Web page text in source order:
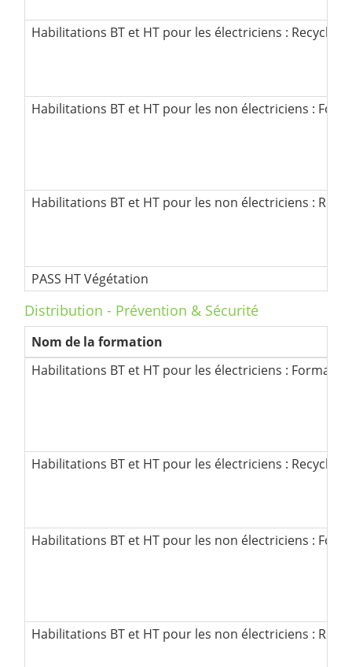
Habilitations BT et HT pour les électriciens : Recyclage
Habilitations BT et HT pour les non électriciens :
Habilitations BT et HT pour les non électriciens :
PASS HT Végétation
Distribution - Prévention & Sécurité
Nom de la formation
Habilitations BT et HT pour les électriciens :
Habilitations BT et HT pour les électriciens : Recyclage
Habilitations BT et HT pour les non électriciens :
Habilitations BT et HT pour les non électriciens :